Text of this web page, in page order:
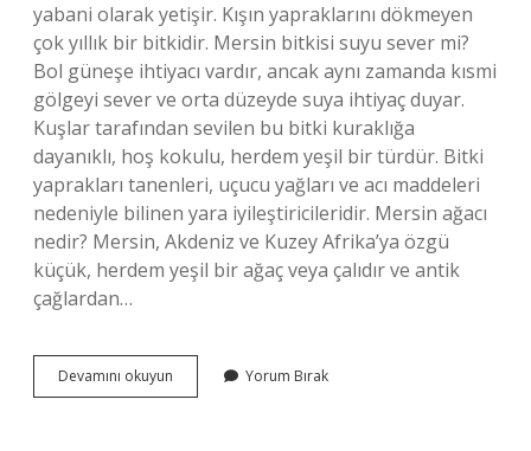
yabani olarak yetişir. Kışın yapraklarını dökmeyen
çok yıllık bir bitkidir. Mersin bitkisi suyu sever mi?
Bol güneşe ihtiyacı vardır, ancak aynı zamanda kısmi
gölgeyi sever ve orta düzeyde suya ihtiyaç duyar.
Kuşlar tarafından sevilen bu bitki kuraklığa
dayanıklı, hoş kokulu, herdem yeşil bir türdür. Bitki
yaprakları tanenleri, uçucu yağları ve acı maddeleri
nedeniyle bilinen yara iyileştiricileridir. Mersin ağacı
nedir? Mersin, Akdeniz ve Kuzey Afrika’ya özgü
küçük, herdem yeşil bir ağaç veya çalıdır ve antik
çağlardan…
Devamını okuyun
Nasil
Yorum Bırak